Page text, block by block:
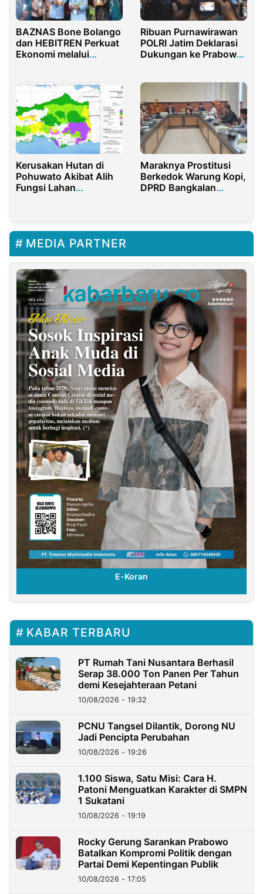
BAZNAS Bone Bolango
dan HEBITREN Perkuat
Ekonomi melalui
Ribuan Purnawirawan
POLRI Jatim Deklarasi
Dukungan ke Prabowo-
Kerusakan Hutan di
Pohuwato Akibat Alih
Fungsi Lahan
Maraknya Prostitusi
Berkedok Warung Kopi,
DPRD Bangkalan
MEDIA PARTNER
E-Koran
KABAR TERBARU
PT Rumah Tani Nusantara Berhasil
Serap 38.000 Ton Panen Per Tahun
demi Kesejahteraan Petani
10/08/2026 - 19:32
PCNU Tangsel Dilantik, Dorong NU
Jadi Pencipta Perubahan
10/08/2026 - 19:26
1.100 Siswa, Satu Misi: Cara H.
Patoni Menguatkan Karakter di SMPN
1 Sukatani
10/08/2026 - 19:19
Rocky Gerung Sarankan Prabowo
Batalkan Kompromi Politik dengan
Partai Demi Kepentingan Publik
10/08/2026 - 17:05